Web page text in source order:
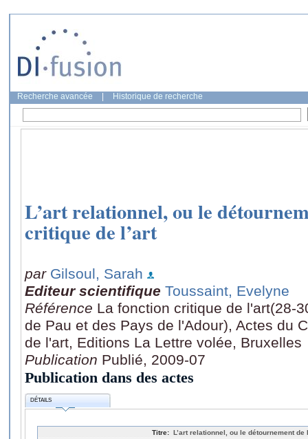
Recherche avancée Historique de recherche
L’art relationnel, ou le
critique de l’art
par Gilsoul, Sarah
Editeur scientifique Toussaint, Evelyne
Référence La fonction critique de l'art(28-
de Pau et des Pays de l'Adour), Actes du
de l'art, Editions La Lettre volée, Bruxelles
Publication Publié, 2009-07
Publication dans des actes
DÉTAILS
Titre: L’art relationnel, ou le détournement de